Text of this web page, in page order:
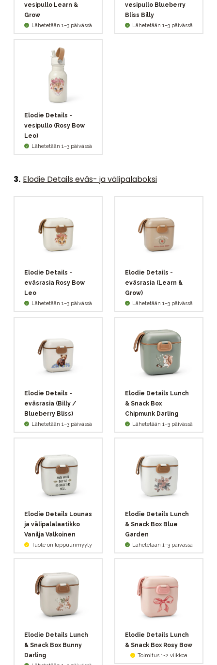
vesipullo Learn &
Grow
Lähetetään 1–3 päivässä
vesipullo Blueberry
Bliss Billy
Lähetetään 1–3 päivässä
Elodie Details -
vesipullo (Rosy Bow
Leo)
Lähetetään 1–3 päivässä
3. Elodie Details eväs- ja välipalaboksi
Elodie Details -
eväsrasia Rosy Bow
Leo
Lähetetään 1–3 päivässä
Elodie Details -
eväsrasia (Learn &
Grow)
Lähetetään 1–3 päivässä
Elodie Details -
eväsrasia (Billy /
Blueberry Bliss)
Lähetetään 1–3 päivässä
Elodie Details Lunch
& Snack Box
Chipmunk Darling
Lähetetään 1–3 päivässä
Elodie Details Lounas
ja välipalalaatikko
Vanilja Valkoinen
Tuote on loppuunmyyty
Elodie Details Lunch
& Snack Box Blue
Garden
Lähetetään 1–3 päivässä
Elodie Details Lunch
& Snack Box Bunny
Darling
Elodie Details Lunch
& Snack Box Rosy Bow
Toimitus 1-2 viikkoa